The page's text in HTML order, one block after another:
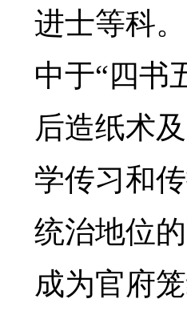
进士等科
中于“四书
后造纸术
学传习和
统治地位
成为官府